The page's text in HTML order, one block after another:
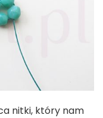
nitki, który nam